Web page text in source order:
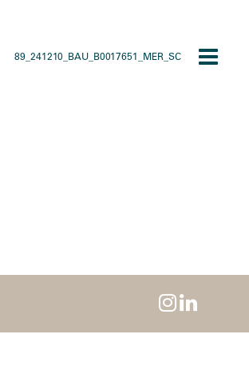
89_241210_BAU_B0017651_MER_SC
Toggle